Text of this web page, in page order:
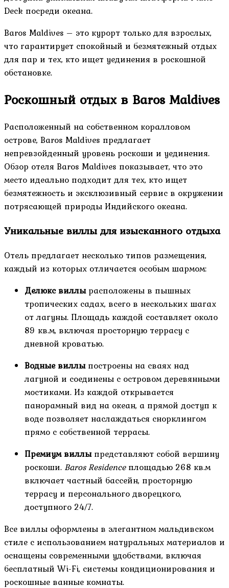
Deck посреди океана.
Baros Maldives – это курорт только для взрослых,
что гарантирует спокойный и безмятежный отдых
для пар и тех, кто ищет уединения в роскошной
обстановке.
Роскошный отдых в Baros Maldives
Расположенный на собственном коралловом
острове, Baros Maldives предлагает
непревзойденный уровень роскоши и уединения.
Обзор отеля Baros Maldives показывает, что это
место идеально подходит для тех, кто ищет
безмятежность и эксклюзивный сервис в окружении
потрясающей природы Индийского океана.
Уникальные виллы для изысканного отдыха
Отель предлагает несколько типов размещения,
каждый из которых отличается особым шармом:
Делюкс виллырасположены в пышных
тропических садах, всего в нескольких шагах
от лагуны. Площадь каждой составляет около
89 кв.м, включая просторную террасу с
дневной кроватью.
Водные виллыпостроены на сваях над
лагуной и соединены с островом деревянными
мостиками. Из каждой открывается
панорамный вид на океан, а прямой доступ к
воде позволяет наслаждаться снорклингом
прямо с собственной террасы.
Премиум виллыпредставляют собой вершину
роскоши. Baros Residenceплощадью 268 кв.м
включает частный бассейн, просторную
террасу и персонального дворецкого,
доступного 24/7.
Все виллы оформлены в элегантном мальдивском
стиле с использованием натуральных материалов и
оснащены современными удобствами, включая
бесплатный Wi-Fi, системы кондиционирования и
роскошные ванные комнаты.